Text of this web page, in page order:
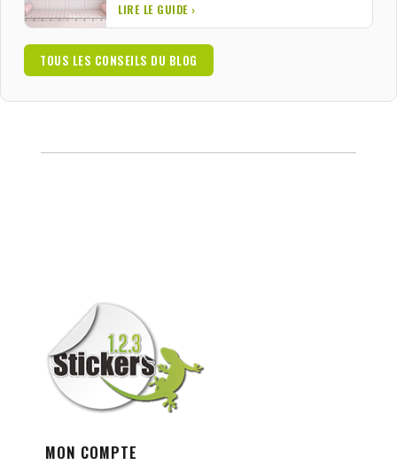
LIRE LE GUIDE ›
TOUS LES CONSEILS DU BLOG
MON COMPTE